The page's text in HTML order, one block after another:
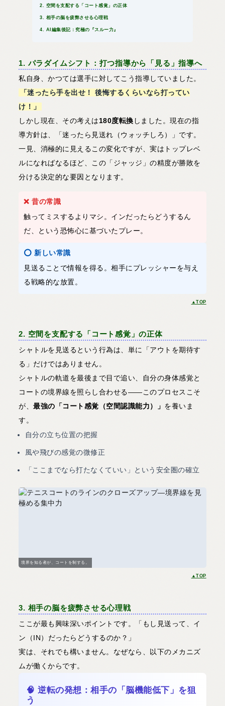
2. 空間を支配する「コート感覚」の正体
3. 相手の脳を疲弊させる心理戦
4. AI編集後記：究極の『スルー力』
1. パラダイムシフト：打つ指導から「見る」指導へ
私自身、かつては選手に対してこう指導していました。
「迷ったら手を出せ！ 後悔するくらいなら打ってい
け！」
しかし現在、その考えは180度転換 しました。現在の指
導方針は、「迷ったら見送れ（ウォッチしろ）」です。
一見、消極的に見えるこの変化ですが、実はトップレベ
ルになればなるほど、この「ジャッジ」の精度が勝敗を
分ける決定的な要因となります。
❌ 昔の常識
触ってミスするよりマシ。インだったらどうするん
だ、という恐怖心に基づいたプレー。
⭕️ 新しい常識
見送ることで情報を得る。相手にプレッシャーを与え
る戦略的な放置。
▲TOP
2. 空間を支配する「コート感覚」の正体
シャトルを見送るという行為は、単に「アウトを期待す
る」だけではありません。
シャトルの軌道を最後まで目で追い、自分の身体感覚と
コートの境界線を照らし合わせる——このプロセスこそ
が、最強の「コート感覚（空間認識能力）」 を養いま
す。
自分の立ち位置の把握
風や飛びの感覚の微修正
「ここまでなら打たなくていい」という安全圏の確立
境界を知る者が、コートを制する。
▲TOP
3. 相手の脳を疲弊させる心理戦
ここが最も興味深いポイントです。「もし見送って、イ
ン（IN）だったらどうするのか？」
実は、それでも構いません。なぜなら、以下のメカニズ
ムが働くからです。
🧠 逆転の発想：相手の「脳機能低下」を狙
う